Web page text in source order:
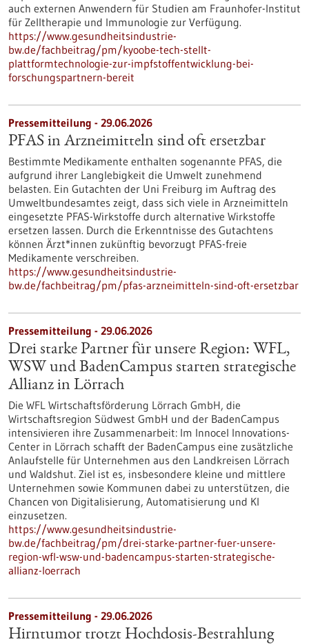
auch externen Anwendern für Studien am Fraunhofer-Institut
für Zelltherapie und Immunologie zur Verfügung.
https://www.gesundheitsindustrie-
bw.de/fachbeitrag/pm/kyoobe-tech-stellt-
plattformtechnologie-zur-impfstoffentwicklung-bei-
forschungspartnern-bereit
Pressemitteilung - 29.06.2026
PFAS in Arzneimitteln sind oft ersetzbar
Bestimmte Medikamente enthalten sogenannte PFAS, die
aufgrund ihrer Langlebigkeit die Umwelt zunehmend
belasten. Ein Gutachten der Uni Freiburg im Auftrag des
Umweltbundesamtes zeigt, dass sich viele in Arzneimitteln
eingesetzte PFAS-Wirkstoffe durch alternative Wirkstoffe
ersetzen lassen. Durch die Erkenntnisse des Gutachtens
können Ärzt*innen zukünftig bevorzugt PFAS-freie
Medikamente verschreiben.
https://www.gesundheitsindustrie-
bw.de/fachbeitrag/pm/pfas-arzneimitteln-sind-oft-ersetzbar
Pressemitteilung - 29.06.2026
Drei starke Partner für unsere Region: WFL,
WSW und BadenCampus starten strategische
Allianz in Lörrach
Die WFL Wirtschaftsförderung Lörrach GmbH, die
Wirtschaftsregion Südwest GmbH und der BadenCampus
intensivieren ihre Zusammenarbeit: Im Innocel Innovations-
Center in Lörrach schafft der BadenCampus eine zusätzliche
Anlaufstelle für Unternehmen aus den Landkreisen Lörrach
und Waldshut. Ziel ist es, insbesondere kleine und mittlere
Unternehmen sowie Kommunen dabei zu unterstützen, die
Chancen von Digitalisierung, Automatisierung und KI
einzusetzen.
https://www.gesundheitsindustrie-
bw.de/fachbeitrag/pm/drei-starke-partner-fuer-unsere-
region-wfl-wsw-und-badencampus-starten-strategische-
allianz-loerrach
Pressemitteilung - 29.06.2026
Hirntumor trotzt Hochdosis-Bestrahlung